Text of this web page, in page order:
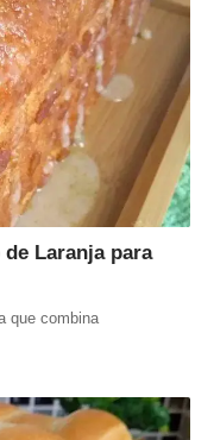
Laranja para
que combina